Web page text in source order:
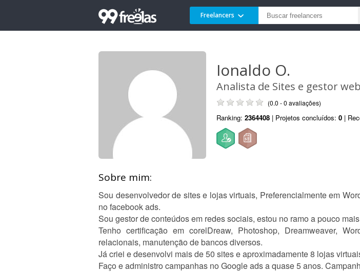
Freelancers
Ionaldo O.
Analista de Sites e gestor
(0.0 - 0 avaliações)
Ranking: 2364408 | Projetos concluídos: 0 |
Sobre mim:
Sou desenvolvedor de sites e lojas virtuais, Preferencialmente em
no facebook ads.
Sou gestor de conteúdos em redes sociais, estou no ramo a pouco
Tenho certificação em corelDreaw, Photoshop, Dreamweaver,
relacionais, manutenção de bancos diversos.
Já criei e desenvolvi mais de 50 sites e aproximadamente 8 lojas
Faço e administro campanhas no Google ads a quase 5 anos.